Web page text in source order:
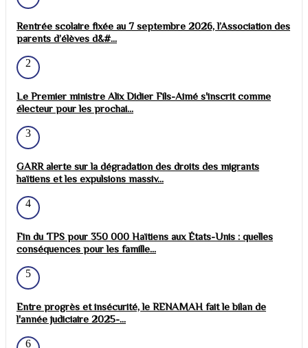
Rentrée scolaire fixée au 7 septembre 2026, l’Association des
parents d’élèves d&#...
2
Le Premier ministre Alix Didier Fils-Aimé s'inscrit comme
électeur pour les prochai...
3
GARR alerte sur la dégradation des droits des migrants
haïtiens et les expulsions massiv...
4
Fin du TPS pour 350 000 Haïtiens aux États-Unis : quelles
conséquences pour les famille...
5
Entre progrès et insécurité, le RENAMAH fait le bilan de
l'année judiciaire 2025-...
6